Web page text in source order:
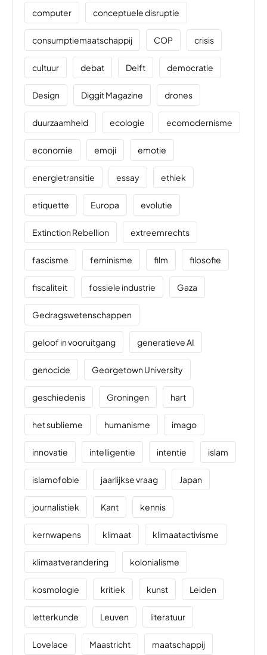
computer conceptuele disruptie
consumptiemaatschappij COP crisis
cultuur debat Delft democratie
Design Diggit Magazine drones
duurzaamheid ecologie ecomodernisme
economie emoji emotie
energietransitie essay ethiek
etiquette Europa evolutie
Extinction Rebellion extreemrechts
fascisme feminisme film filosofie
fiscaliteit fossiele industrie Gaza
Gedragswetenschappen
geloof in vooruitgang generatieve AI
genocide Georgetown University
geschiedenis Groningen hart
het sublieme humanisme imago
innovatie intelligentie intentie islam
islamofobie jaarlijkse vraag Japan
journalistiek Kant kennis
kernwapens klimaat klimaatactivisme
klimaatverandering kolonialisme
kosmologie kritiek kunst Leiden
letterkunde Leuven literatuur
Lovelace Maastricht maatschappij